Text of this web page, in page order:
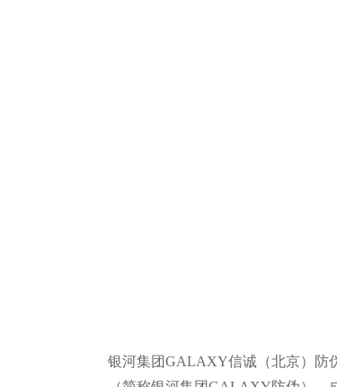
银河集团GALAXY信诚（北京）防